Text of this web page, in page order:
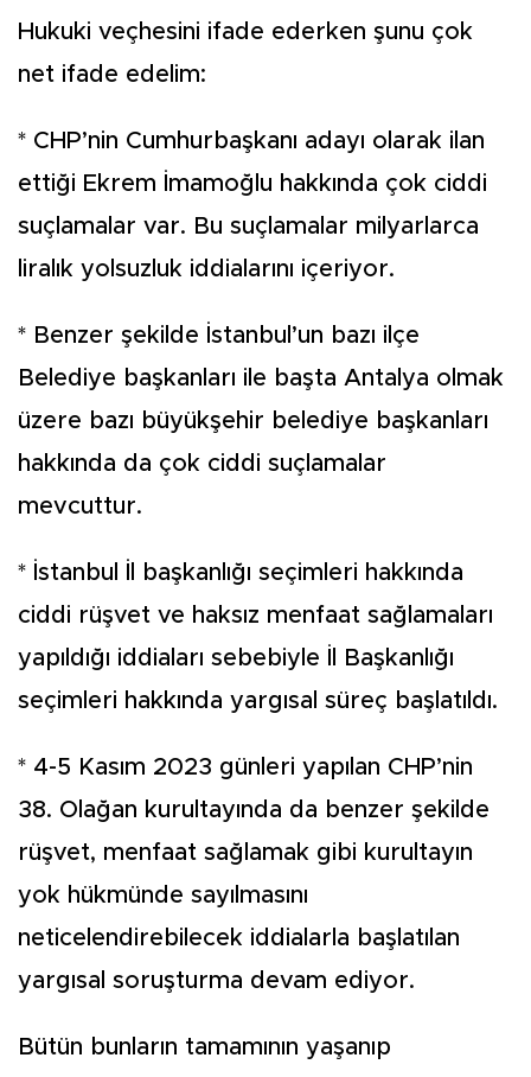
Hukuki veçhesini ifade ederken şunu çok
net ifade edelim:
* CHP’nin Cumhurbaşkanı adayı olarak ilan
ettiği Ekrem İmamoğlu hakkında çok ciddi
suçlamalar var. Bu suçlamalar milyarlarca
liralık yolsuzluk iddialarını içeriyor.
* Benzer şekilde İstanbul’un bazı ilçe
Belediye başkanları ile başta Antalya olmak
üzere bazı büyükşehir belediye başkanları
hakkında da çok ciddi suçlamalar
mevcuttur.
* İstanbul İl başkanlığı seçimleri hakkında
ciddi rüşvet ve haksız menfaat sağlamaları
yapıldığı iddiaları sebebiyle İl Başkanlığı
seçimleri hakkında yargısal süreç başlatıldı.
* 4-5 Kasım 2023 günleri yapılan CHP’nin
38. Olağan kurultayında da benzer şekilde
rüşvet, menfaat sağlamak gibi kurultayın
yok hükmünde sayılmasını
neticelendirebilecek iddialarla başlatılan
yargısal soruşturma devam ediyor.
Bütün bunların tamamının yaşanıp